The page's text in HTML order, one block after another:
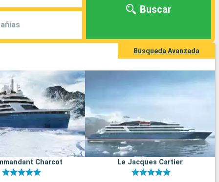
Buscar
Búsqueda Avanzada
Charcot Le Jacques Cartier